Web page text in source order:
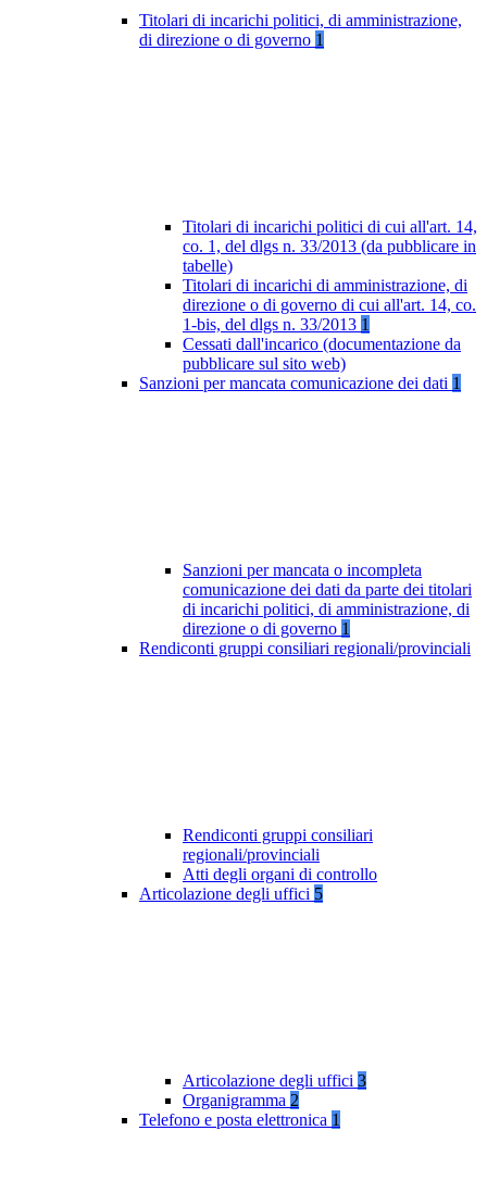
Titolari di incarichi politici, di amministrazione,
di direzione o di governo 1
Titolari di incarichi politici di cui all'art. 14,
co. 1, del dlgs n. 33/2013 (da pubblicare in
tabelle)
Titolari di incarichi di amministrazione, di
direzione o di governo di cui all'art. 14, co.
1-bis, del dlgs n. 33/2013 1
Cessati dall'incarico (documentazione da
pubblicare sul sito web)
Sanzioni per mancata comunicazione dei dati 1
Sanzioni per mancata o incompleta
comunicazione dei dati da parte dei titolari
di incarichi politici, di amministrazione, di
direzione o di governo 1
Rendiconti gruppi consiliari regionali/provinciali
Rendiconti gruppi consiliari
regionali/provinciali
Atti degli organi di controllo
Articolazione degli uffici 5
Articolazione degli uffici 3
Organigramma 2
Telefono e posta elettronica 1